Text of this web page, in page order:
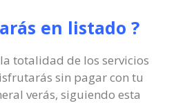
en listado ?
totalidad de los servicios
sin pagar con tu
verás, siguiendo esta